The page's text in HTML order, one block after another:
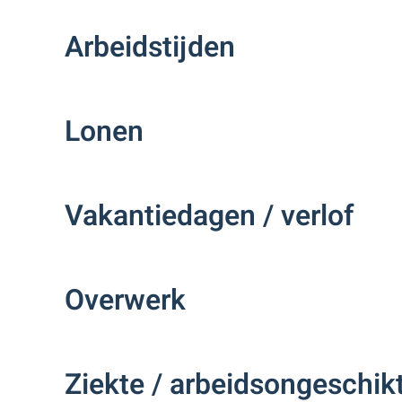
Arbeidstijden
Lonen
Vakantiedagen / verlof
Overwerk
Ziekte /